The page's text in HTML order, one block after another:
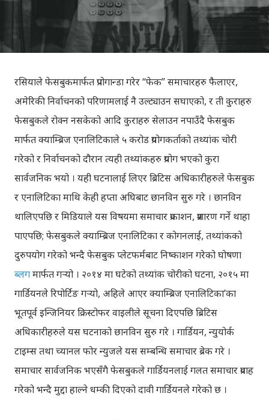
रसियाले फेसबुकमार्फत प्रपोगान्डा गरेर “फेक” समाचारहरु फैलाएर,
अमेरिकी निर्वाचनको परिणामलाई नै उल्ट्याउन सघाएको, र ती कुराहरु
फेसबुकले रोक्न नसकेको आदि कुराहरु सेलाउन नपाउँदै फेसबुक
मार्फत क्याम्ब्रिज एनालिटिकाले ५ करोड प्रयोगकर्ताको तथ्यांक चोरी
गरेको र निर्वाचनको दौरान त्यही तथ्यांकहरु प्रयोग भएको कुरा
सार्वजनिक भयो । यही घटनालाई लिएर ब्रिटिस अधिकारीहरुले फेसबुक
र एनालिटिका माथि केही हप्ता अघिबाट छानविन सुरु गरे । छानविन
थालिएपछि र मिडियाले यस विषयमा समाचार प्रकाशन, प्रशारण गर्ने थाहा
पाएपछि; फेसबुकले क्याम्ब्रिज एनालिटिका र कोगनलाई, तथ्यांकको
दुरुपयोग गरेको भन्दै फेसबुक प्लेटफर्मबाट निष्काशन गरेको घोषणा
ब्लगमार्फत गर्‍यो । २०१४ मा घटेको तथ्यांक चोरीको घटना, २०१५ मा
गार्डियनले रिपोर्टिङ गर्‍यो, अहिले आएर क्याम्ब्रिज एनालिटिका’का
भूतपूर्व इन्जिनियर क्रिस्टोफर वाइलीले सूचना दिएपछि ब्रिटिस
अधिकारीहरुले यस घटनाको छानविन सुरु गरे । गार्डियन, न्युयोर्क
टाइम्स तथा च्यानल फोर न्युजले यस सम्बन्धि समाचार ब्रेक गरे ।
समाचार सार्वजनिक भएसँगै फेसबुकले गार्डियनलाई गलत समाचार प्रवाह
गरेको भन्दै मुद्दा हाल्ने धम्की दिएको दावी गार्डियनले गरेको छ ।